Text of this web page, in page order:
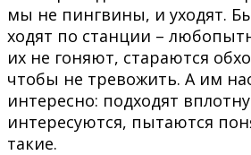
мы не пингвины, и уходят.
ходят по станции –
их не гоняют, стараются
чтобы не тревожить. А им
интересно: подходят
интересуются, пытаются
такие.